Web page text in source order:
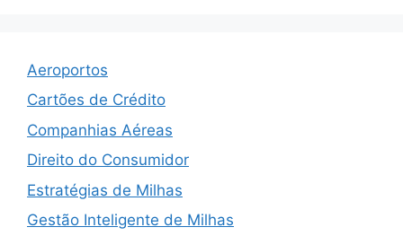
Aeroportos
Cartões de Crédito
Companhias Aéreas
Direito do Consumidor
Estratégias de Milhas
Gestão Inteligente de Milhas